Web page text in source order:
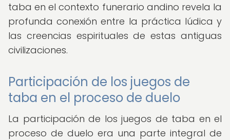
taba en el contexto funerario andino revela la
profunda conexión entre la práctica lúdica y
las creencias espirituales de estas antiguas
civilizaciones.
Participación de los juegos de
taba en el proceso de duelo
La participación de los juegos de taba en el
proceso de duelo era una parte integral de